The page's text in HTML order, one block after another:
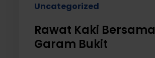
Uncategorized
Rawat Kaki Bersama
Garam Bukit